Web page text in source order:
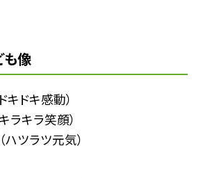
も像
キドキ感動）
ラキラ笑顔）
ハツラツ元気）